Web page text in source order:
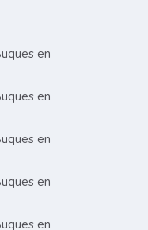
en
en
en
en
en